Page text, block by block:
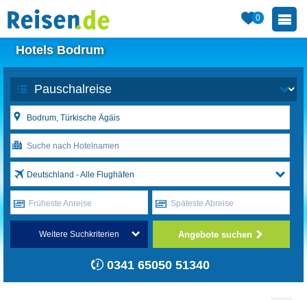
0
Hotels Bodrum
Deutschland - Alle Flughäfen
Früheste Anreise Späteste Abreise
Weitere Suchkriterien Angebote suchen
0341 65050 51340